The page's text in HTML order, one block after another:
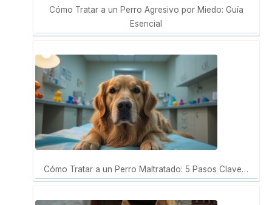
Cómo Tratar a un Perro Agresivo por Miedo: Guía
Esencial
Cómo Tratar a un Perro Maltratado: 5 Pasos Clave…